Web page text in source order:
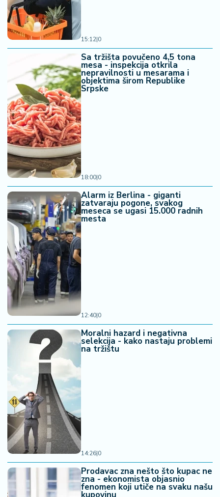
15:12|0
Sa tržišta povučeno 4,5 tona
mesa - inspekcija otkrila
nepravilnosti u mesarama i
objektima širom Republike
Srpske
18:00|0
Alarm iz Berlina - giganti
zatvaraju pogone, svakog
meseca se ugasi 15.000 radnih
mesta
12:40|0
Moralni hazard i negativna
selekcija - kako nastaju problemi
na tržištu
14:26|0
Prodavac zna nešto što kupac ne
zna - ekonomista objasnio
fenomen koji utiče na svaku našu